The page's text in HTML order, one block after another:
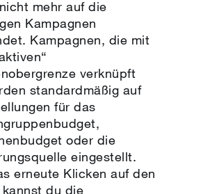
mehr auf die
Kampagnen
Kampagnen, die mit
verknüpft
standardmäßig auf
für das
oder die
eingestellt.
erneute Klicken auf den
du die